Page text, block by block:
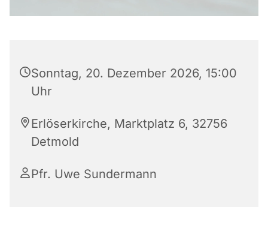
Sonntag, 20. Dezember 2026, 15:00
Uhr
Erlöserkirche, Marktplatz 6, 32756
Detmold
Pfr. Uwe Sundermann